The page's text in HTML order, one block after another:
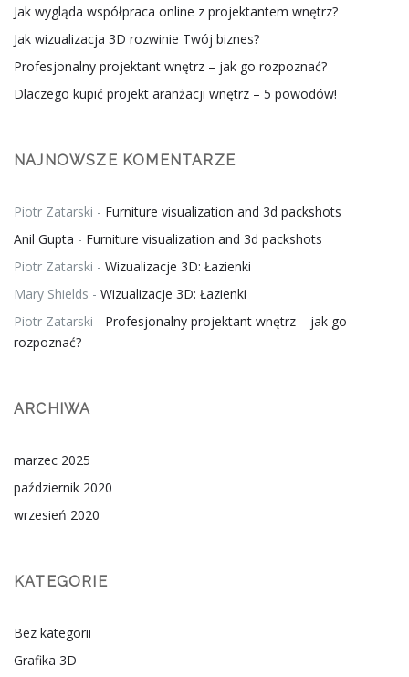
Jak wygląda współpraca online z projektantem wnętrz?
Jak wizualizacja 3D rozwinie Twój biznes?
Profesjonalny projektant wnętrz – jak go rozpoznać?
Dlaczego kupić projekt aranżacji wnętrz – 5 powodów!
NAJNOWSZE KOMENTARZE
Piotr Zatarski - Furniture visualization and 3d packshots
Anil Gupta - Furniture visualization and 3d packshots
Piotr Zatarski - Wizualizacje 3D: Łazienki
Mary Shields - Wizualizacje 3D: Łazienki
Piotr Zatarski - Profesjonalny projektant wnętrz – jak go
rozpoznać?
ARCHIWA
marzec 2025
październik 2020
wrzesień 2020
KATEGORIE
Bez kategorii
Grafika 3D